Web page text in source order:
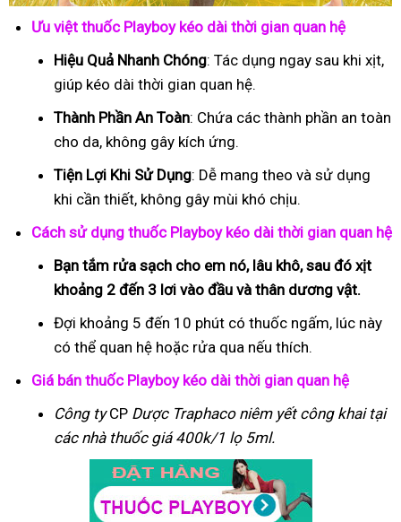
Ưu việt thuốc Playboy kéo dài thời gian quan hệ
Hiệu Quả Nhanh Chóng: Tác dụng ngay sau khi xịt,
giúp kéo dài thời gian quan hệ.
Thành Phần An Toàn: Chứa các thành phần an toàn
cho da, không gây kích ứng.
Tiện Lợi Khi Sử Dụng: Dễ mang theo và sử dụng
khi cần thiết, không gây mùi khó chịu.
Cách sử dụng thuốc Playboy kéo dài thời gian quan hệ
Bạn tắm rửa sạch cho em nó, lâu khô, sau đó xịt
khoảng 2 đến 3 lơi vào đầu và thân dương vật.
Đợi khoảng 5 đến 10 phút có thuốc ngấm, lúc này
có thể quan hệ hoặc rửa qua nếu thích.
Giá bán thuốc Playboy kéo dài thời gian quan hệ
Công tyCP Dược Traphaconiêm yết công khai tại
các nhà thuốc giá 400k/1 lọ 5ml.